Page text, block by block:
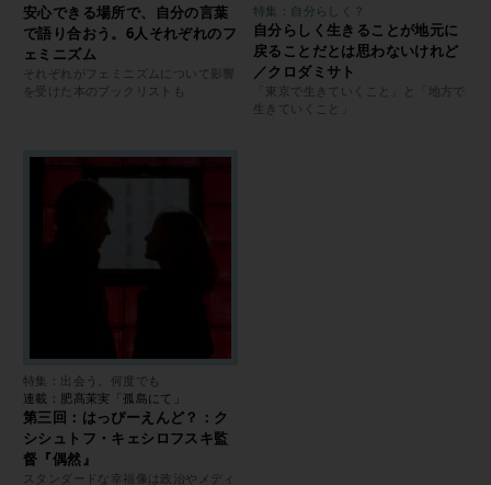
安心できる場所で、自分の言葉
で語り合おう。6人それぞれのフ
ェミニズム
それぞれがフェミニズムについて影響
を受けた本のブックリストも
特集：自分らしく？
自分らしく生きることが地元に
戻ることだとは思わないけれど
／クロダミサト
「東京で生きていくこと」と「地方で
生きていくこと」
特集：出会う、何度でも
連載：肥髙茉実「孤島にて」
第三回：はっぴーえんど？：ク
シシュトフ・キェシロフスキ監
督『偶然』
スタンダードな幸福像は政治やメディ